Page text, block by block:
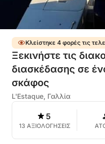
Κλείστηκε 4 φορές τις
Ξεκινήστε τις
διασκέδασης σε
σκάφος
L'Estaque, Γαλλία
5
13 ΑΞΙΟΛΟΓΗΣΕΙΣ